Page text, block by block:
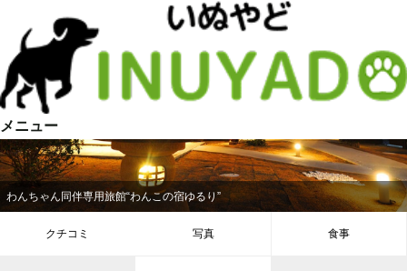
メニュー
わんちゃん同伴専用旅館“わんこの宿ゆるり”
クチコミ 写真 食事